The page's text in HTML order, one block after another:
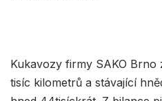
Kukavozy firmy SAKO Brno
tisíc kilometrů a stávající